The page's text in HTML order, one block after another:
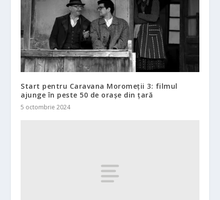
Start pentru Caravana Moromeții 3: filmul
ajunge în peste 50 de orașe din țară
5 octombrie 2024